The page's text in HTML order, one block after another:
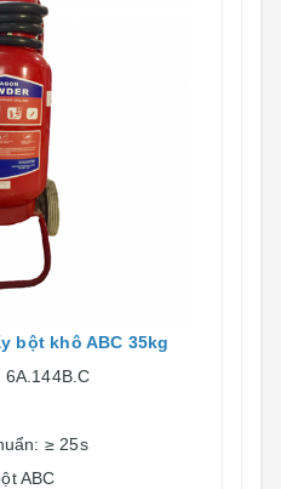
bột khô ABC 35kg
6A.144B.C
≥ 25s
ABC